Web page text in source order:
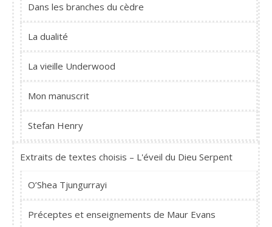
Dans les branches du cèdre
La dualité
La vieille Underwood
Mon manuscrit
Stefan Henry
Extraits de textes choisis – L'éveil du Dieu Serpent
O’Shea Tjungurrayi
Préceptes et enseignements de Maur Evans